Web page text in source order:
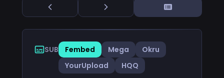
SUB Fembed Mega
Okru
YourUpload
HQQ